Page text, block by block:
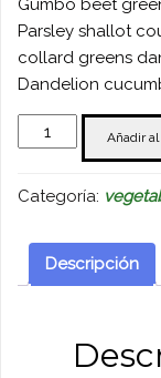
Gumbo beet
Parsley shallot
collard greens
Dandelion
Green
Asparagus
Añadir
Categoría:
Descripción